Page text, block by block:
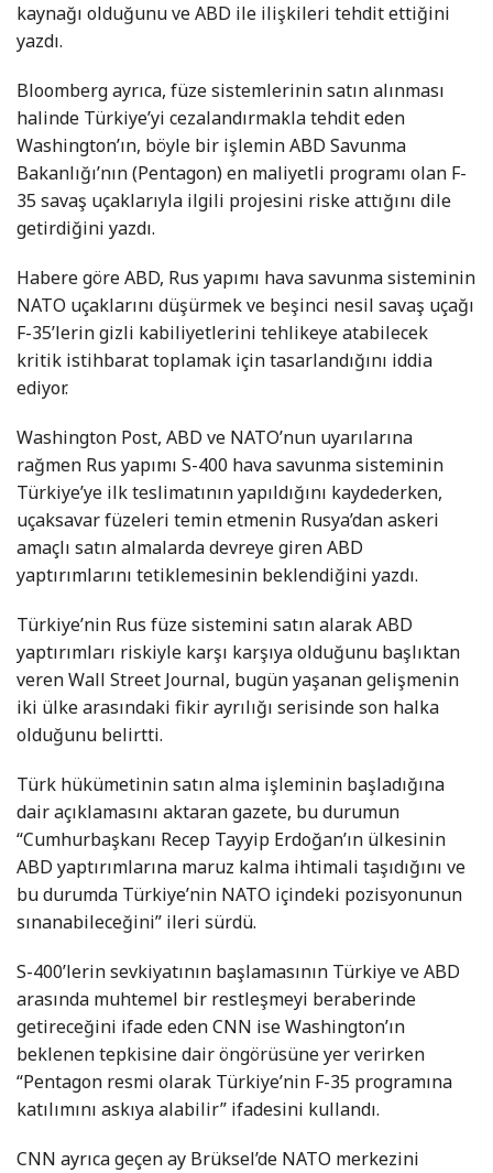
kaynağı olduğunu ve ABD ile ilişkileri tehdit ettiğini
yazdı.
Bloomberg ayrıca, füze sistemlerinin satın alınması
halinde Türkiye’yi cezalandırmakla tehdit eden
Washington’ın, böyle bir işlemin ABD Savunma
Bakanlığı’nın (Pentagon) en maliyetli programı olan F-
35 savaş uçaklarıyla ilgili projesini riske attığını dile
getirdiğini yazdı.
Habere göre ABD, Rus yapımı hava savunma sisteminin
NATO uçaklarını düşürmek ve beşinci nesil savaş uçağı
F-35’lerin gizli kabiliyetlerini tehlikeye atabilecek
kritik istihbarat toplamak için tasarlandığını iddia
ediyor.
Washington Post, ABD ve NATO’nun uyarılarına
rağmen Rus yapımı S-400 hava savunma sisteminin
Türkiye’ye ilk teslimatının yapıldığını kaydederken,
uçaksavar füzeleri temin etmenin Rusya’dan askeri
amaçlı satın almalarda devreye giren ABD
yaptırımlarını tetiklemesinin beklendiğini yazdı.
Türkiye’nin Rus füze sistemini satın alarak ABD
yaptırımları riskiyle karşı karşıya olduğunu başlıktan
veren Wall Street Journal, bugün yaşanan gelişmenin
iki ülke arasındaki fikir ayrılığı serisinde son halka
olduğunu belirtti.
Türk hükümetinin satın alma işleminin başladığına
dair açıklamasını aktaran gazete, bu durumun
“Cumhurbaşkanı Recep Tayyip Erdoğan’ın ülkesinin
ABD yaptırımlarına maruz kalma ihtimali taşıdığını ve
bu durumda Türkiye’nin NATO içindeki pozisyonunun
sınanabileceğini” ileri sürdü.
S-400’lerin sevkiyatının başlamasının Türkiye ve ABD
arasında muhtemel bir restleşmeyi beraberinde
getireceğini ifade eden CNN ise Washington’ın
beklenen tepkisine dair öngörüsüne yer verirken
“Pentagon resmi olarak Türkiye’nin F-35 programına
katılımını askıya alabilir” ifadesini kullandı.
CNN ayrıca geçen ay Brüksel’de NATO merkezini